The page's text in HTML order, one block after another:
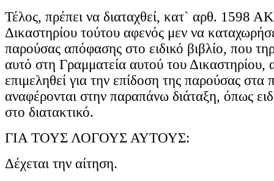
Τέλος, πρέπει να διαταχθεί, κατ` αρθ. 1598
Δικαστηρίου τούτου αφενός μεν να
παρούσας απόφασης στο ειδικό βιβλίο, που
αυτό στη Γραμματεία αυτού του Δικαστηρίου,
επιμεληθεί για την επίδοση της παρούσας
αναφέρονται στην παραπάνω διάταξη, όπως
στο διατακτικό.
ΓΙΑ ΤΟΥΣ ΛΟΓΟΥΣ ΑΥΤΟΥΣ:
Δέχεται την αίτηση.